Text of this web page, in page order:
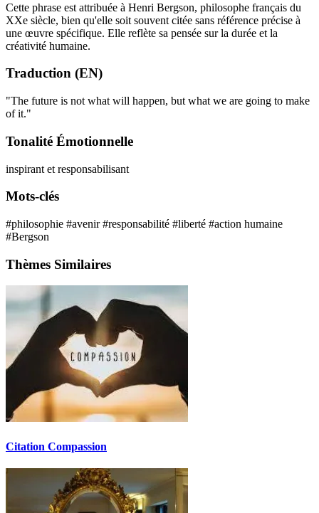
Cette phrase est attribuée à Henri Bergson, philosophe français du
XXe siècle, bien qu'elle soit souvent citée sans référence précise à
une œuvre spécifique. Elle reflète sa pensée sur la durée et la
créativité humaine.
Traduction (EN)
"The future is not what will happen, but what we are going to make
of it."
Tonalité Émotionnelle
inspirant et responsabilisant
Mots-clés
#philosophie #avenir#responsabilité #liberté #action humaine
#Bergson
Thèmes Similaires
Citation Compassion